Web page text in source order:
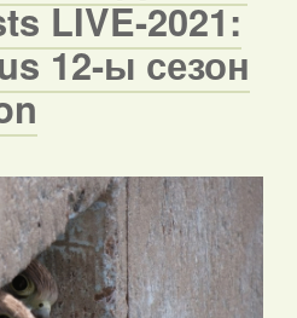
LIVE-2021:
12-ы сезон